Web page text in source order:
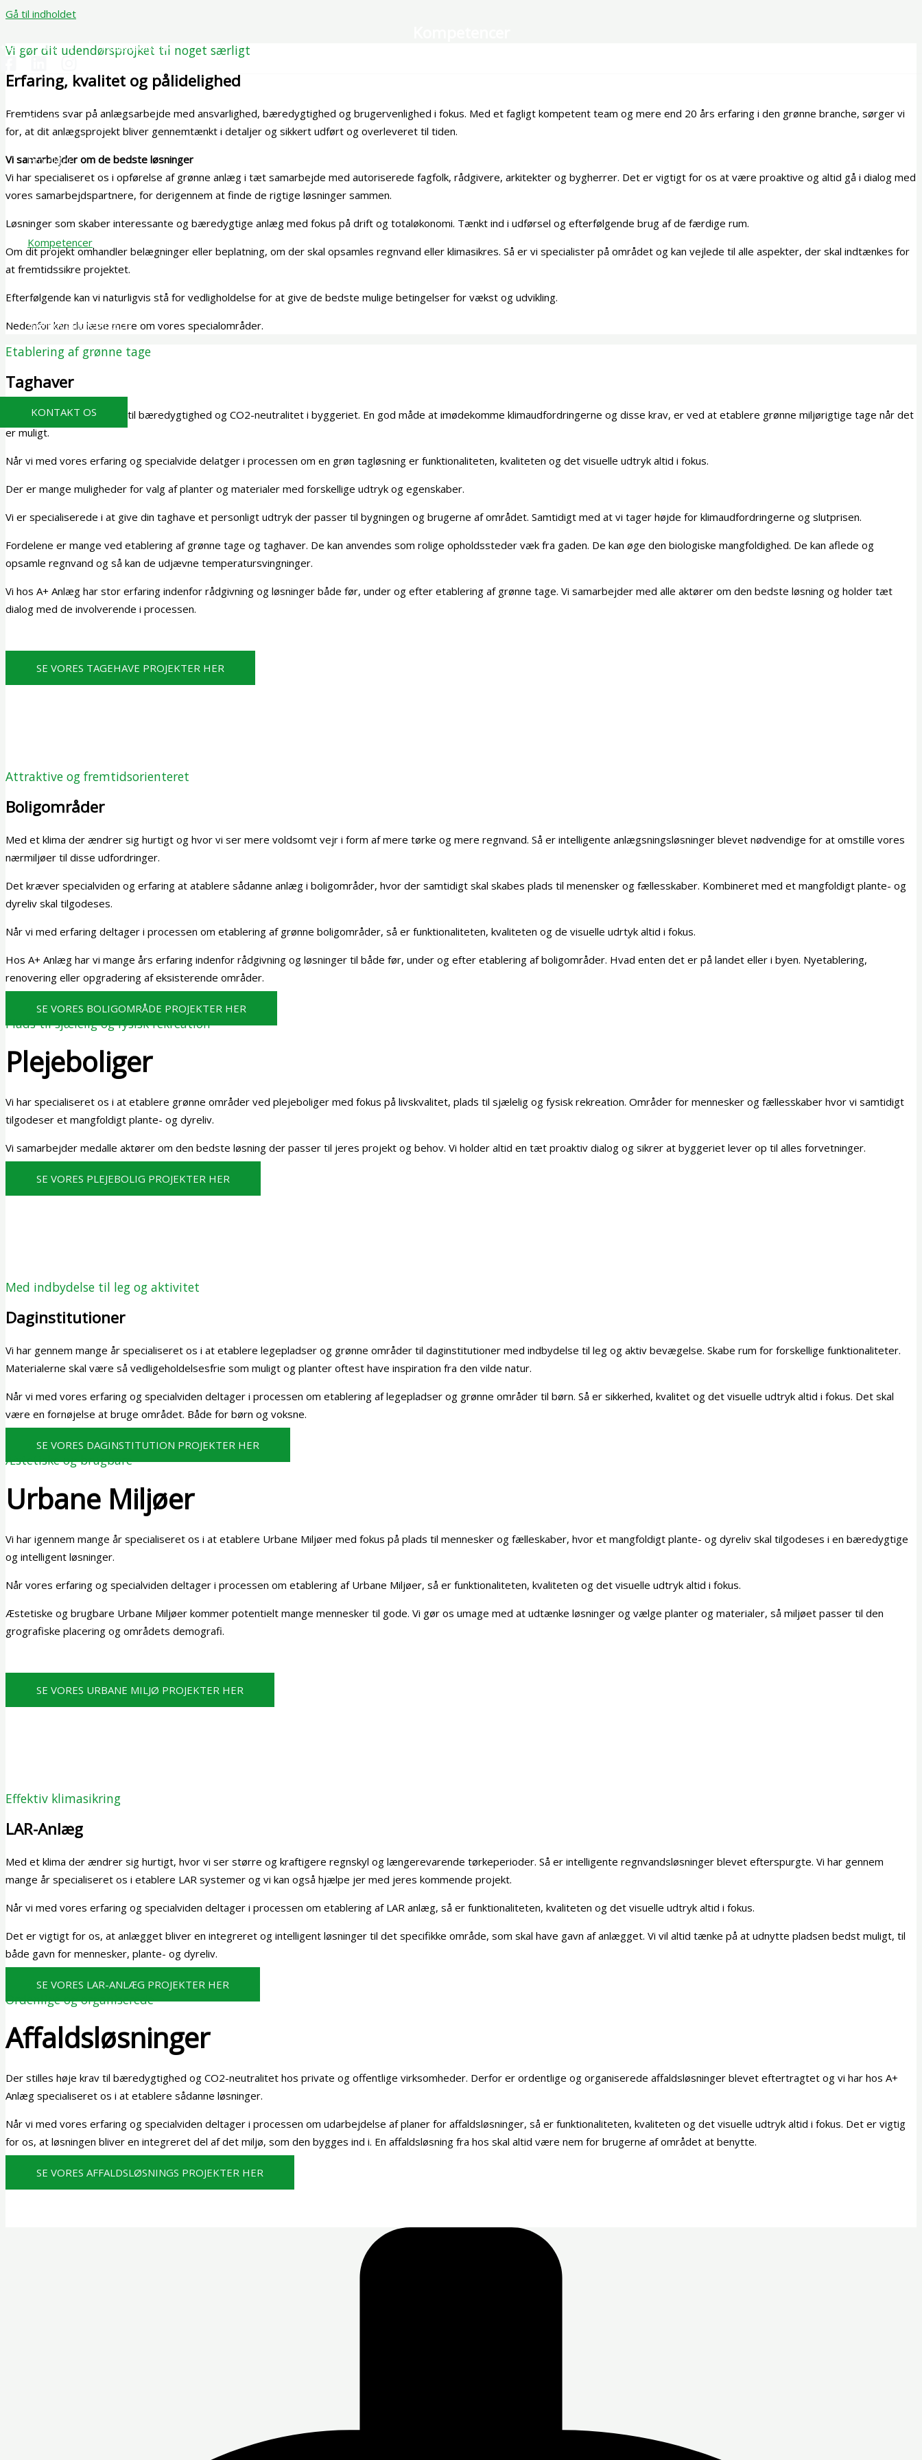
Gå til indholdet
+45 23 74 27 41 │ info@aplusa.dk
Forside
Projekter
Om os
Kompetencer
Bæredygtighed (ESG)
KONTAKT OS
Vi gør dit udendørsprojket til noget særligt
Erfaring, kvalitet og pålidelighed
Fremtidens svar på anlægsarbejde med ansvarlighed, bæredygtighed og brugervenlighed i fokus. Med et fagligt kompetent team og mere end 20 års erfaring i den grønne branche, sørger vi
for, at dit anlægsprojekt bliver gennemtænkt i detaljer og sikkert udført og overleveret til tiden.
Vi samarbejder om de bedste løsninger
Vi har specialiseret os i opførelse af grønne anlæg i tæt samarbejde med autoriserede fagfolk, rådgivere, arkitekter og bygherrer. Det er vigtigt for os at være proaktive og altid gå i dialog med
vores samarbejdspartnere, for derigennem at finde de rigtige løsninger sammen.
Løsninger som skaber interessante og bæredygtige anlæg med fokus på drift og totaløkonomi. Tænkt ind i udførsel og efterfølgende brug af de færdige rum.
Om dit projekt omhandler belægninger eller beplatning, om der skal opsamles regnvand eller klimasikres. Så er vi specialister på området og kan vejlede til alle aspekter, der skal indtænkes for
at fremtidssikre projektet.
Efterfølgende kan vi naturligvis stå for vedligholdelse for at give de bedste mulige betingelser for vækst og udvikling.
Nedenfor kan du læse mere om vores specialområder.
Etablering af grønne tage
Taghaver
Der stilles i dag høje krav til bæredygtighed og CO2-neutralitet i byggeriet. En god måde at imødekomme klimaudfordringerne og disse krav, er ved at etablere grønne miljørigtige tage når det
er muligt.
Når vi med vores erfaring og specialvide delatger i processen om en grøn tagløsning er funktionaliteten, kvaliteten og det visuelle udtryk altid i fokus.
Der er mange muligheder for valg af planter og materialer med forskellige udtryk og egenskaber.
Vi er specialiserede i at give din taghave et personligt udtryk der passer til bygningen og brugerne af området. Samtidigt med at vi tager højde for klimaudfordringerne og slutprisen.
Fordelene er mange ved etablering af grønne tage og taghaver. De kan anvendes som rolige opholdssteder væk fra gaden. De kan øge den biologiske mangfoldighed. De kan aflede og
opsamle regnvand og så kan de udjævne temperatursvingninger.
Vi hos A+ Anlæg har stor erfaring indenfor rådgivning og løsninger både før, under og efter etablering af grønne tage. Vi samarbejder med alle aktører om den bedste løsning og holder tæt
dialog med de involverende i processen.
SE VORES TAGEHAVE PROJEKTER HER
Attraktive og fremtidsorienteret
Boligområder​
Med et klima der ændrer sig hurtigt og hvor vi ser mere voldsomt vejr i form af mere tørke og mere regnvand. Så er intelligente anlægsningsløsninger blevet nødvendige for at omstille vores
nærmiljøer til disse udfordringer.
Det kræver specialviden og erfaring at atablere sådanne anlæg i boligområder, hvor der samtidigt skal skabes plads til menensker og fællesskaber. Kombineret med et mangfoldigt plante- og
dyreliv skal tilgodeses.
Når vi med erfaring deltager i processen om etablering af grønne boligområder, så er funktionaliteten, kvaliteten og de visuelle udrtyk altid i fokus.
Hos A+ Anlæg har vi mange års erfaring indenfor rådgivning og løsninger til både før, under og efter etablering af boligområder. Hvad enten det er på landet eller i byen. Nyetablering,
renovering eller opgradering af eksisterende områder.
SE VORES BOLIGOMRÅDE PROJEKTER HER
Plads til sjælelig og fysisk rekreation
Plejeboliger
Vi har specialiseret os i at etablere grønne områder ved plejeboliger med fokus på livskvalitet, plads til sjælelig og fysisk rekreation. Områder for mennesker og fællesskaber hvor vi samtidigt
tilgodeser et mangfoldigt plante- og dyreliv.
Vi samarbejder medalle aktører om den bedste løsning der passer til jeres projekt og behov. Vi holder altid en tæt proaktiv dialog og sikrer at byggeriet lever op til alles forvetninger.
SE VORES PLEJEBOLIG PROJEKTER HER
Med indbydelse til leg og aktivitet
Daginstitutioner
Vi har gennem mange år specialiseret os i at etablere legepladser og grønne områder til daginstitutioner med indbydelse til leg og aktiv bevægelse. Skabe rum for forskellige funktionaliteter.
Materialerne skal være så vedligeholdelsesfrie som muligt og planter oftest have inspiration fra den vilde natur.
Når vi med vores erfaring og specialviden deltager i processen om etablering af legepladser og grønne områder til børn. Så er sikkerhed, kvalitet og det visuelle udtryk altid i fokus. Det skal
være en fornøjelse at bruge området. Både for børn og voksne.
SE VORES DAGINSTITUTION PROJEKTER HER
Æstetiske og brugbare
Urbane Miljøer
Vi har igennem mange år specialiseret os i at etablere Urbane Miljøer med fokus på plads til mennesker og fælleskaber, hvor et mangfoldigt plante- og dyreliv skal tilgodeses i en bæredygtige
og intelligent løsninger.
Når vores erfaring og specialviden deltager i processen om etablering af Urbane Miljøer, så er funktionaliteten, kvaliteten og det visuelle udtryk altid i fokus.
Æstetiske og brugbare Urbane Miljøer kommer potentielt mange mennesker til gode. Vi gør os umage med at udtænke løsninger og vælge planter og materialer, så miljøet passer til den
grografiske placering og områdets demografi.
SE VORES URBANE MILJØ PROJEKTER HER
Effektiv klimasikring
LAR-Anlæg
Med et klima der ændrer sig hurtigt, hvor vi ser større og kraftigere regnskyl og længerevarende tørkeperioder. Så er intelligente regnvandsløsninger blevet efterspurgte. Vi har gennem
mange år specialiseret os i etablere LAR systemer og vi kan også hjælpe jer med jeres kommende projekt.
Når vi med vores erfaring og specialviden deltager i processen om etablering af LAR anlæg, så er funktionaliteten, kvaliteten og det visuelle udtryk altid i fokus.
Det er vigtigt for os, at anlægget bliver en integreret og intelligent løsninger til det specifikke område, som skal have gavn af anlægget. Vi vil altid tænke på at udnytte pladsen bedst muligt, til
både gavn for mennesker, plante- og dyreliv.
SE VORES LAR-ANLÆG PROJEKTER HER
Ordenlige og organiserede
Affaldsløsninger
Der stilles høje krav til bæredygtighed og CO2-neutralitet hos private og offentlige virksomheder. Derfor er ordentlige og organiserede affaldsløsninger blevet eftertragtet og vi har hos A+
Anlæg specialiseret os i at etablere sådanne løsninger.
Når vi med vores erfaring og specialviden deltager i processen om udarbejdelse af planer for affaldsløsninger, så er funktionaliteten, kvaliteten og det visuelle udtryk altid i fokus. Det er vigtig
for os, at løsningen bliver en integreret del af det miljø, som den bygges ind i. En affaldsløsning fra hos skal altid være nem for brugerne af området at benytte.
SE VORES AFFALDSLØSNINGS PROJEKTER HER